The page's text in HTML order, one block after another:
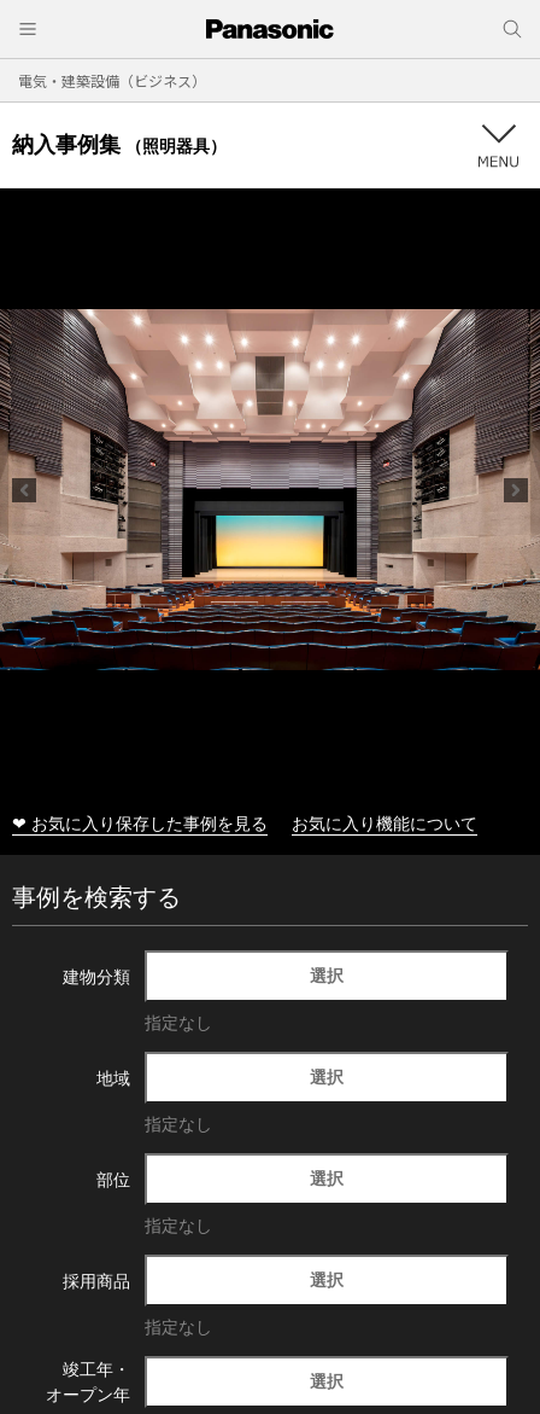
電気・建築設備（ビジネス）
納入事例集 （照明器具）
❤ お気に入り保存した事例を見る お気に入り機能について
事例を検索する
建物分類 選択
指定なし
地域 選択
指定なし
部位 選択
指定なし
採用商品 選択
指定なし
竣工年・
オープン年
選択